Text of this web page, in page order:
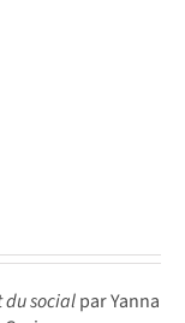
du socialpar Yanna